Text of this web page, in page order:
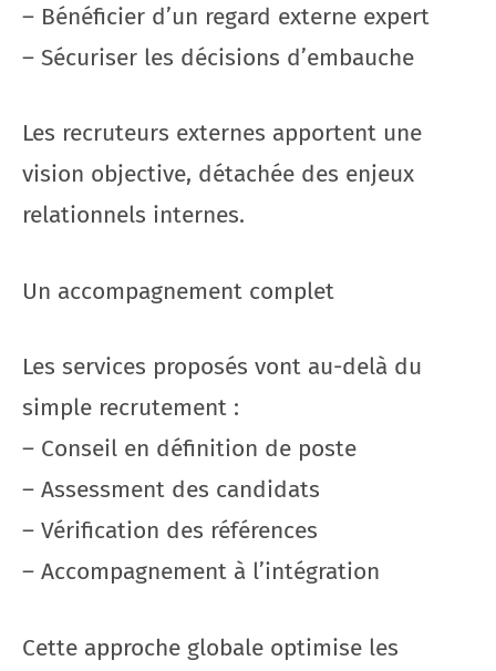
– Bénéficier d’un regard externe expert
– Sécuriser les décisions d’embauche
Les recruteurs externes apportent une
vision objective, détachée des enjeux
relationnels internes.
Un accompagnement complet
Les services proposés vont au-delà du
simple recrutement :
– Conseil en définition de poste
– Assessment des candidats
– Vérification des références
– Accompagnement à l’intégration
Cette approche globale optimise les